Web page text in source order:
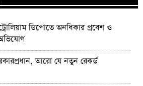
ডিপোতে অনধিকার প্রবেশ ও
আরো যে নতুন রেকর্ড